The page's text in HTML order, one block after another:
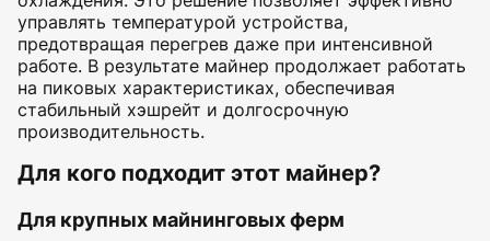
управлять температурой устройства,
предотвращая перегрев даже при интенсивной
работе. В результате майнер продолжает работать
на пиковых характеристиках, обеспечивая
стабильный хэшрейт и долгосрочную
производительность.
Для кого подходит этот майнер?
Для крупных майнинговых ферм